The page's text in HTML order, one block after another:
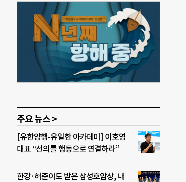
주요 뉴스 >
[유한양행-유일한 아카데미] 이호영
대표 “선의를 행동으로 연결하라”
한강·허준이도 받은 삼성호암상, 내